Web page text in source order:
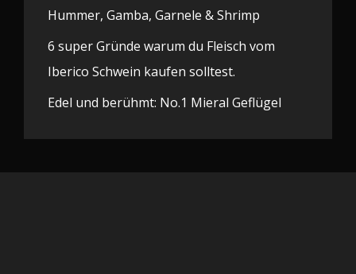
Hummer, Gamba, Garnele & Shrimp
6 super Gründe warum du Fleisch vom
Iberico Schwein kaufen solltest.
Edel und berühmt: No.1 Mieral Geflügel